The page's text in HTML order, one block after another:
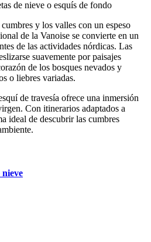
de nieve o esquís de fondo
y los valles con un espeso
de la Vanoise se convierte en un
de las actividades nórdicas. Las
suavemente por paisajes
de los bosques nevados y
o liebres variadas.
de travesía ofrece una inmersión
Con itinerarios adaptados a
ideal de descubrir las cumbres